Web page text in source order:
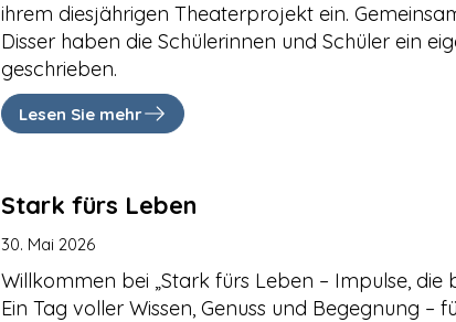
ihrem diesjährigen Theaterprojekt ein.
Disser haben die Schülerinnen und Schüler ein
geschrieben.
Lesen Sie mehr
Stark fürs Leben
30. Mai 2026
Willkommen bei „Stark fürs Leben – Impulse, die
Ein Tag voller Wissen, Genuss und Begegnung –